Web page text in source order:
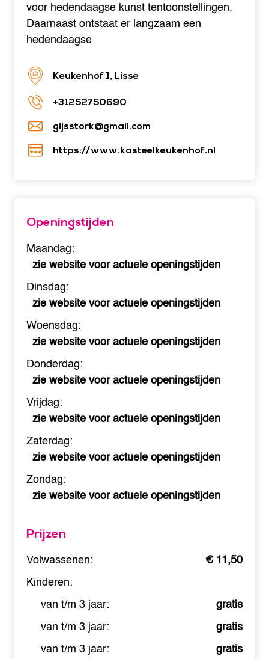
voor hedendaagse kunst tentoonstellingen.
Daarnaast ontstaat er langzaam een
hedendaagse
Keukenhof 1, Lisse
+31252750690
gijsstork@gmail.com
https://www.kasteelkeukenhof.nl
Openingstijden
Maandag:
zie website voor actuele openingstijden
Dinsdag:
zie website voor actuele openingstijden
Woensdag:
zie website voor actuele openingstijden
Donderdag:
zie website voor actuele openingstijden
Vrijdag:
zie website voor actuele openingstijden
Zaterdag:
zie website voor actuele openingstijden
Zondag:
zie website voor actuele openingstijden
Prijzen
Volwassenen:
€ 11,50
Kinderen:
van t/m 3 jaar:
gratis
van t/m 3 jaar:
gratis
van t/m 3 jaar:
gratis